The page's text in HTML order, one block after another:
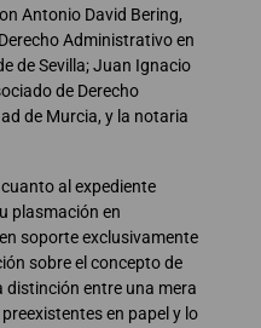
Antonio David Bering,
Administrativo en
de Sevilla; Juan Ignacio
de Derecho
de Murcia, y la notaria
al expediente
plasmación en
soporte exclusivamente
sobre el concepto de
distinción entre una mera
en papel y lo